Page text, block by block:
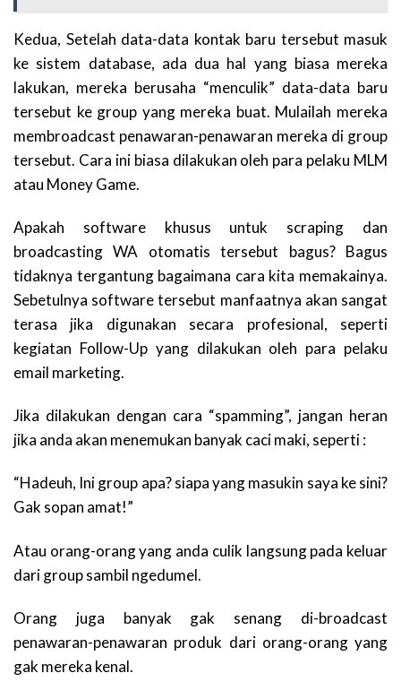
Kedua, Setelah data-data kontak baru tersebut masuk
ke sistem database, ada dua hal yang biasa mereka
lakukan, mereka berusaha “menculik” data-data baru
tersebut ke group yang mereka buat. Mulailah mereka
membroadcast penawaran-penawaran mereka di group
tersebut. Cara ini biasa dilakukan oleh para pelaku MLM
atau Money Game.
Apakah software khusus untuk scraping dan
broadcasting WA otomatis tersebut bagus? Bagus
tidaknya tergantung bagaimana cara kita memakainya.
Sebetulnya software tersebut manfaatnya akan sangat
terasa jika digunakan secara profesional, seperti
kegiatan Follow-Up yang dilakukan oleh para pelaku
email marketing.
Jika dilakukan dengan cara “spamming”, jangan heran
jika anda akan menemukan banyak caci maki, seperti :
“Hadeuh, Ini group apa? siapa yang masukin saya ke sini?
Gak sopan amat!”
Atau orang-orang yang anda culik langsung pada keluar
dari group sambil ngedumel.
Orang juga banyak gak senang di-broadcast
penawaran-penawaran produk dari orang-orang yang
gak mereka kenal.